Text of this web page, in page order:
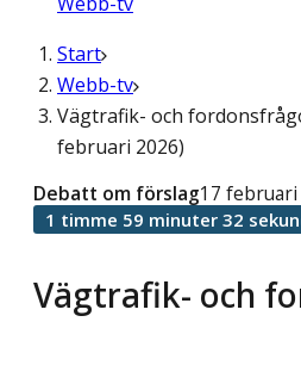
Start
Webb-tv
Vägtrafik- och
februari 2026)
Vägtrafik- och
Debatt om förslag17 februari
1 timme 59 minuter 32